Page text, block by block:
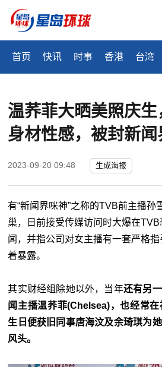
首页 快讯 时事 香港 台湾
温荞菲大晒美照庆生
身材性感，被封新
2023-09-20 09:48 生成海报
有“新闻界咪神”之称的TVB前主播孙
巢，日前接受传媒访问时大爆在
闻，并指公司对女主播有一套严格
着暴露。
其实财经组除她以外，当年还有另
闻主播温荞菲(Chelsea)，也经常
生日便获旧同事唐海汶及余琦琪为
风头。